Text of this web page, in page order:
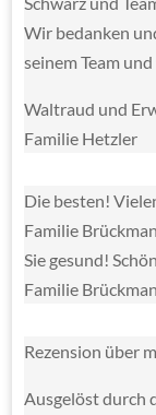
Wir bedanken
seinem Team
Waltraud und
Familie Hetzler
Die besten!
Familie
Sie gesund!
Familie
Rezension über
Ausgelöst durch